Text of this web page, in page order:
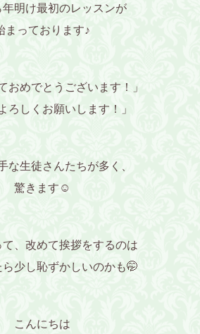
年明け最初のレッスンが
まっております♪
おめでとうございます！」
ろしくお願いします！」
な生徒さんたちが多く、
驚きます☺️
、改めて挨拶をするのは
ら少し恥ずかしいのかも🤭
こんにちは